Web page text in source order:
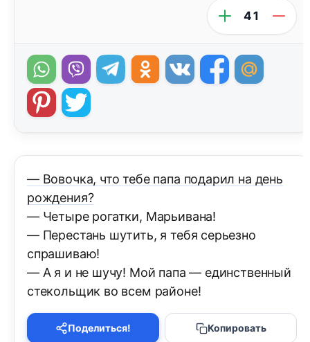
41
— Вовочка, что тебе папа подарил на день
рождения?
— Четыре рогатки, Марьивана!
— Перестань шутить, я тебя серьезно
спрашиваю!
— А я и не шучу! Мой папа — единственный
стекольщик во всем районе!
Поделиться! Копировать